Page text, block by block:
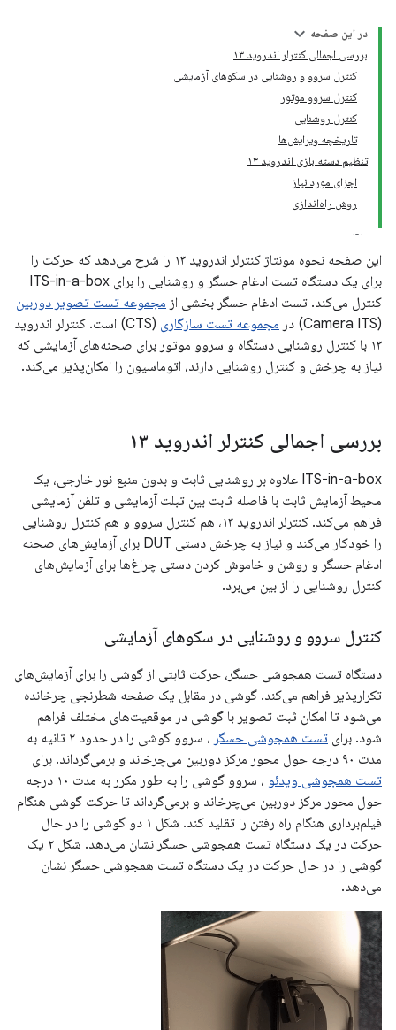
در این صفحه
بررسی اجمالی کنترلر اندروید ۱۳
کنترل سروو و روشنایی در سکوهای آزمایشی
کنترل سروو موتور
کنترل روشنایی
تاریخچه ویرایش‌ها
تنظیم دسته بازی اندروید ۱۳
اجزای مورد نیاز
روش راه‌اندازی
این صفحه نحوه مونتاژ کنترلر اندروید ۱۳ را شرح می‌دهد که حرکت را
برای یک دستگاه تست ادغام حسگر و روشنایی را برای ITS-in-a-box
کنترل می‌کند. تست ادغام حسگر بخشی از مجموعه تست تصویر دوربین
(Camera ITS) در
مجموعه تست سازگاری
(CTS) است. کنترلر اندروید
۱۳ با کنترل روشنایی دستگاه و سروو موتور برای صحنه‌های آزمایشی که
نیاز به چرخش و کنترل روشنایی دارند، اتوماسیون را امکان‌پذیر می‌کند.
بررسی اجمالی کنترلر اندروید ۱۳
ITS-in-a-box علاوه بر روشنایی ثابت و بدون منبع نور خارجی، یک
محیط آزمایش ثابت با فاصله ثابت بین تبلت آزمایشی و تلفن آزمایشی
فراهم می‌کند. کنترلر اندروید ۱۳، هم کنترل سروو و هم کنترل روشنایی
را خودکار می‌کند و نیاز به چرخش دستی DUT برای آزمایش‌های صحنه
ادغام حسگر و روشن و خاموش کردن دستی چراغ‌ها برای آزمایش‌های
کنترل روشنایی را از بین می‌برد.
کنترل سروو و روشنایی در سکوهای آزمایشی
دستگاه تست همجوشی حسگر، حرکت ثابتی از گوشی را برای آزمایش‌های
تکرارپذیر فراهم می‌کند. گوشی در مقابل یک صفحه شطرنجی چرخانده
می‌شود تا امکان ثبت تصویر با گوشی در موقعیت‌های مختلف فراهم
شود. برای تست همجوشی حسگر
، سروو گوشی را در حدود ۲ ثانیه به
مدت ۹۰ درجه حول محور مرکز دوربین می‌چرخاند و برمی‌گرداند. برای
تست همجوشی ویدئو
، سروو گوشی را به طور مکرر به مدت ۱۰ درجه
حول محور مرکز دوربین می‌چرخاند و برمی‌گرداند تا حرکت گوشی هنگام
فیلم‌برداری هنگام راه رفتن را تقلید کند. شکل ۱ دو گوشی را در حال
حرکت در یک دستگاه تست همجوشی حسگر نشان می‌دهد. شکل ۲ یک
گوشی را در حال حرکت در یک دستگاه تست همجوشی حسگر نشان
می‌دهد.